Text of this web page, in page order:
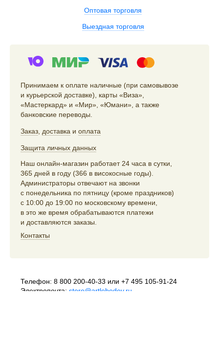
Оптовая торговля
Выездная торговля
Принимаем к оплате наличные (при самовывозе
и курьерской доставке), карты «Виза»,
«Мастеркард» и «Мир», «Юмани», а также
банковские переводы.
Заказ, доставка и оплата
Защита личных данных
Наш онлайн-магазин работает 24 часа в сутки,
365 дней в году (366 в високосные годы).
Администраторы отвечают на звонки
с понедельника по пятницу (кроме праздников)
с 10:00 до 19:00 по московскому времени,
в это же время обрабатываются платежи
и доставляются заказы.
Контакты
Телефон: 8 800 200-40-33 или +7 495 105-91-24
Электропочта: store@artlebedev.ru